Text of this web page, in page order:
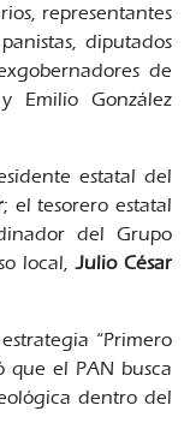
representantes
diputados
de
Emilio González
estatal del
; el tesorero estatal
del Grupo
local,Julio César
“Primero
que el PAN busca
dentro del